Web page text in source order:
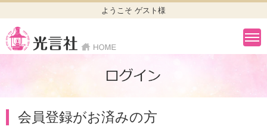
ようこそ ゲスト様
会員登録がお済みの方